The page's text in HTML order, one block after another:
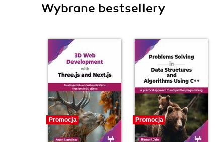
Wybrane bestsellery
Promocja Promocja